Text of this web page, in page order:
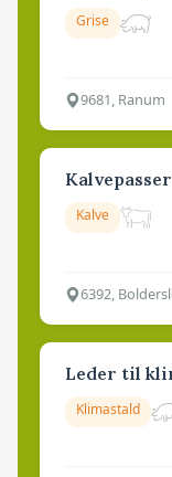
Grise
9681, Ranum
Kalve
6392,
Leder til
Klimastald